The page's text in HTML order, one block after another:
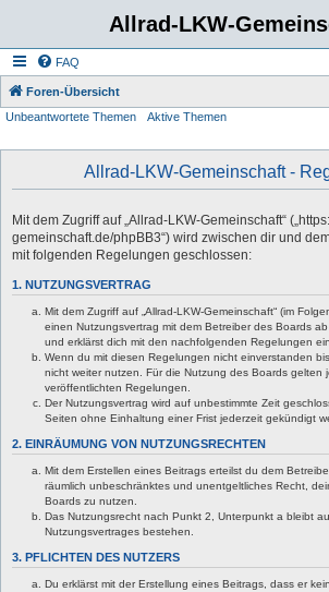
Allrad-LKW-
FAQ
Foren-Übersicht
Unbeantwortete Themen
Aktive Themen
Allrad-LKW-Gemeinschaft -
Mit dem Zugriff auf „Allrad-LKW-Gemeinschaft“
gemeinschaft.de/phpBB3“) wird zwischen dir und
mit folgenden Regelungen geschlossen:
1. NUTZUNGSVERTRAG
Mit dem Zugriff auf „Allrad-LKW-Gemeinschaft“ (im
einen Nutzungsvertrag mit dem Betreiber des Boards ab
und erklärst dich mit den nachfolgenden Regelungen
Wenn du mit diesen Regelungen nicht einverstanden
nicht weiter nutzen. Für die Nutzung des Boards gelten
veröffentlichten Regelungen.
Der Nutzungsvertrag wird auf unbestimmte Zeit
Seiten ohne Einhaltung einer Frist jederzeit gekündigt
2. EINRÄUMUNG VON NUTZUNGSRECHTEN
Mit dem Erstellen eines Beitrags erteilst du dem
räumlich unbeschränktes und unentgeltliches Recht,
Boards zu nutzen.
Das Nutzungsrecht nach Punkt 2, Unterpunkt a bleibt
Nutzungsvertrages bestehen.
3. PFLICHTEN DES NUTZERS
Du erklärst mit der Erstellung eines Beitrags, dass er